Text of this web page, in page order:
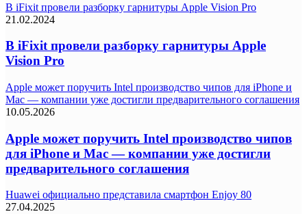
В iFixit провели разборку гарнитуры Apple Vision Pro
21.02.2024
В iFixit провели разборку гарнитуры Apple
Vision Pro
Apple может поручить Intel производство чипов для iPhone и
Mac — компании уже достигли предварительного соглашения
10.05.2026
Apple может поручить Intel производство чипов
для iPhone и Mac — компании уже достигли
предварительного соглашения
Huawei официально представила смартфон Enjoy 80
27.04.2025